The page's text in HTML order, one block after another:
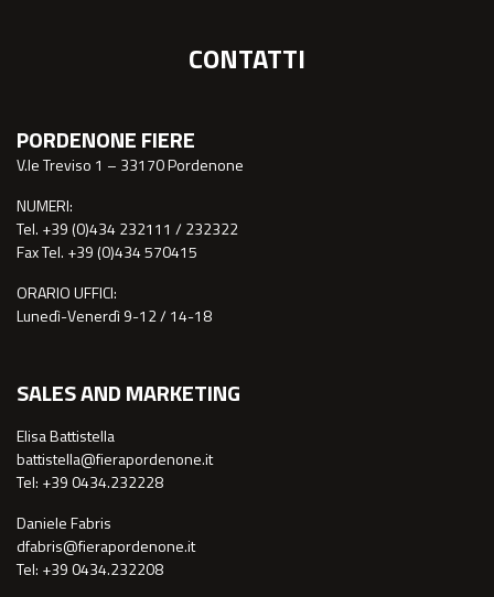
CONTATTI
PORDENONE FIERE
V.le Treviso 1 – 33170 Pordenone
NUMERI:
Tel. +39 (0)434 232111 / 232322
Fax Tel. +39 (0)434 570415
ORARIO UFFICI:
Lunedì-Venerdì 9-12 / 14-18
SALES AND MARKETING
Elisa Battistella
battistella@fierapordenone.it
Tel: +39 0434.232228
Daniele Fabris
dfabris@fierapordenone.it
Tel: +39 0434.232208